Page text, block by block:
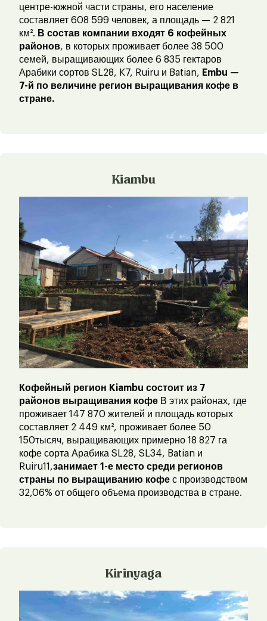
центре-южной части страны, его население
составляет 608 599 человек, а площадь — 2 821
км². В состав компании входят 6 кофейных
районов, в которых проживает более 38 500
семей, выращивающих более 6 835 гектаров
Арабики сортов SL28, K7, Ruiru и Batian, Embu —
7-й по величине регион выращивания кофе в
стране.
Kiambu
Кофейный регион Kiambu состоит из 7
районов выращивания кофе В этих районах, где
проживает 147 870 жителей и площадь которых
составляет 2 449 км², проживает более 50
150тысяч, выращивающих примерно 18 827 га
кофе сорта Арабика SL28, SL34, Batian и
Ruiru11,занимает 1-е место среди регионов
страны по выращиванию кофе с производством
32,06% от общего объема производства в стране.
Kirinyaga